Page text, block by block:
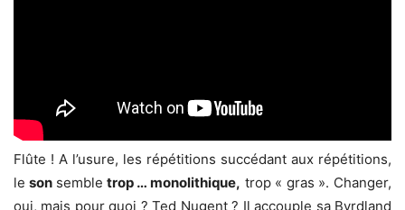
Flûte ! A l’usure, les répétitions succédant aux répétitions,
le sonsemble trop … monolithique, trop « gras ». Changer,
oui, mais pour quoi ? Ted Nugent ? Il accouple sa Byrdland